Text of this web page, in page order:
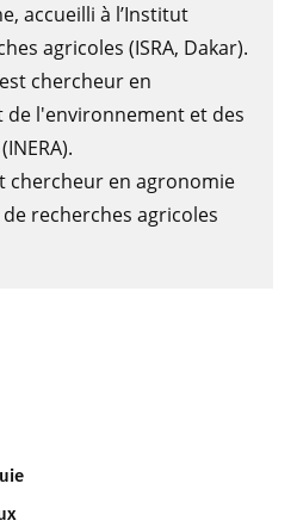
accueilli à l’Institut
agricoles (ISRA, Dakar).
est chercheur en
l'environnement et des
chercheur en agronomie
recherches agricoles